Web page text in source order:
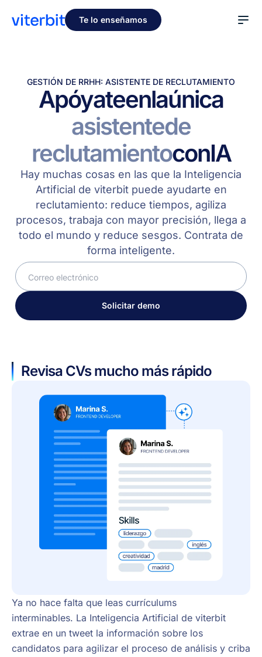
Te lo enseñamos
GESTIÓN DE RRHH: ASISTENTE DE RECLUTAMIENTO
Apóyateenlaúnica
asistentede
reclutamientoconIA
Hay muchas cosas en las que la Inteligencia
Artificial de viterbit puede ayudarte en
reclutamiento: reduce tiempos, agiliza
procesos, trabaja con mayor precisión, llega a
todo el mundo y reduce sesgos. Contrata de
forma inteligente.
Solicitar demo
Revisa CVs mucho más rápido
Ya no hace falta que leas currículums
interminables. La Inteligencia Artificial de viterbit
extrae en un tweet la información sobre los
candidatos para agilizar el proceso de análisis y criba